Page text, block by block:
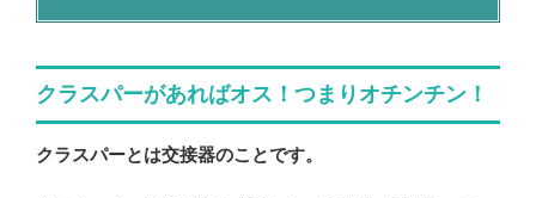
クラスパーがあればオス！つまりオチンチン！
クラスパーとは交接器のことです。